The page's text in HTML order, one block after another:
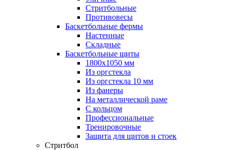
Стритбольные
Противовесы
Баскетбольные фермы
Настенные
Складные
Баскетбольные щиты
1800х1050 мм
Из оргстекла
Из оргстекла 10 мм
Из фанеры
На металлической раме
С кольцом
Профессиональные
Тренировочные
Защита для щитов и стоек
Стритбол